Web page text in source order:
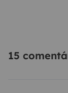
15